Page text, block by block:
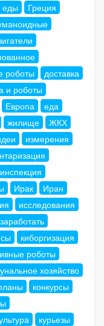
еды
Греция
роботы
доставка
и роботы
Европа
еда
жилище
ЖКХ
измерения
инспекция
Ирак
Иран
исследования
киборгизация
роботы
хозяйство
конкурсы
курьезы